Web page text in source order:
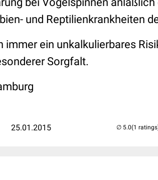
und Reptilienkrankheiten
immer ein unkalkulierbares
Sorgfalt.
25.01.2015 (1